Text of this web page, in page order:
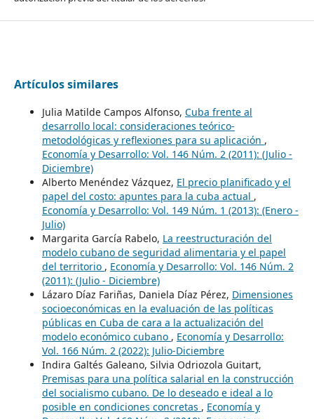
Artículos similares
Julia Matilde Campos Alfonso, Cuba frente al
desarrollo local: consideraciones teórico-
metodológicas y reflexiones para su aplicación ,
Economía y Desarrollo: Vol. 146 Núm. 2 (2011): (Julio -
Diciembre)
Alberto Menéndez Vázquez, El precio planificado y el
papel del costo: apuntes para la cuba actual ,
Economía y Desarrollo: Vol. 149 Núm. 1 (2013): (Enero -
Julio)
Margarita García Rabelo, La reestructuración del
modelo cubano de seguridad alimentaria y el papel
del territorio , Economía y Desarrollo: Vol. 146 Núm. 2
(2011): (Julio - Diciembre)
Lázaro Díaz Fariñas, Daniela Díaz Pérez, Dimensiones
socioeconómicas en la evaluación de las políticas
públicas en Cuba de cara a la actualización del
modelo económico cubano , Economía y Desarrollo:
Vol. 166 Núm. 2 (2022): Julio-Diciembre
Indira Galtés Galeano, Silvia Odriozola Guitart,
Premisas para una política salarial en la construcción
del socialismo cubano. De lo deseado e ideal a lo
posible en condiciones concretas , Economía y